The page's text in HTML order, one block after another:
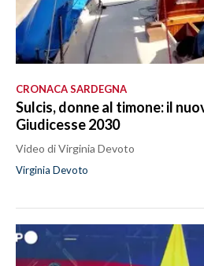
CRONACA SARDEGNA
Sulcis, donne al timone: il
Giudicesse 2030
Video di Virginia Devoto
Virginia Devoto